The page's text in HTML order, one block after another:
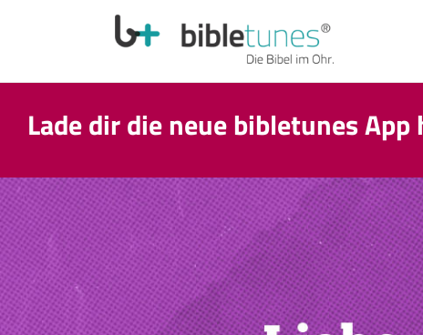
Lade dir die neue bibletunes